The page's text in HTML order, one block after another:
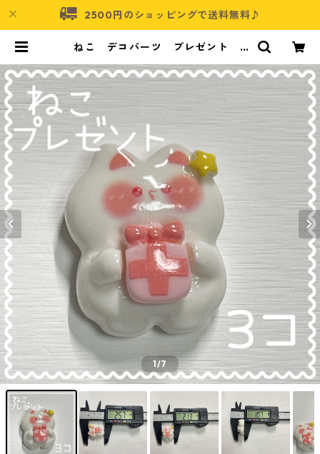
2500円のショッピングで送料無料♪
ねこ デコパーツ プレゼント 3
pbp】 | アクセサリーパーツショッ
プ・可愛いハンドメイドパーツ通販
| ネムネコ
1/7